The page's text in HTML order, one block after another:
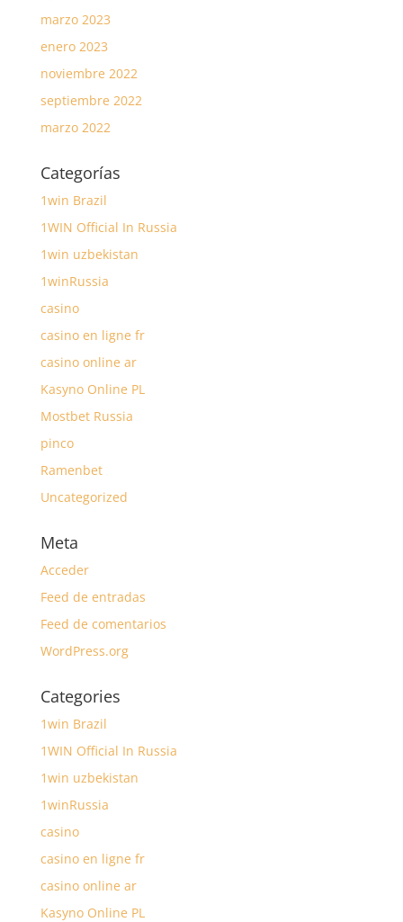
marzo 2023
enero 2023
noviembre 2022
septiembre 2022
marzo 2022
Categorías
1win Brazil
1WIN Official In Russia
1win uzbekistan
1winRussia
casino
casino en ligne fr
casino online ar
Kasyno Online PL
Mostbet Russia
pinco
Ramenbet
Uncategorized
Meta
Acceder
Feed de entradas
Feed de comentarios
WordPress.org
Categories
1win Brazil
1WIN Official In Russia
1win uzbekistan
1winRussia
casino
casino en ligne fr
casino online ar
Kasyno Online PL